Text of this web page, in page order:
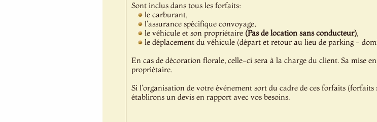
Sont inclus dans tous les forfaits:
le carburant,
l'assurance spécifique convoyage,
le véhicule et son propriétaire (Pas de location sans conducteur),
le déplacement du véhicule (départ et retour au lieu de parking -
En cas de décoration florale, celle-ci sera à la charge du client. Sa mise
propriétaire.
Si l'organisation de votre événement sort du cadre de ces forfaits
établirons un devis en rapport avec vos besoins.